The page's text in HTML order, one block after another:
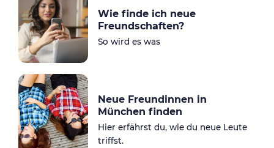
Wie finde ich neue
Freundschaften?
So wird es was
Neue Freundinnen in
München finden
Hier erfährst du, wie du neue Leute
triffst.